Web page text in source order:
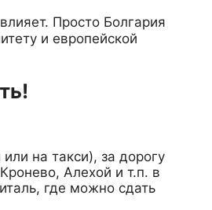
Просто Болгария
и европейской
на такси), за дорогу
Алехой и т.п. в
где можно сдать